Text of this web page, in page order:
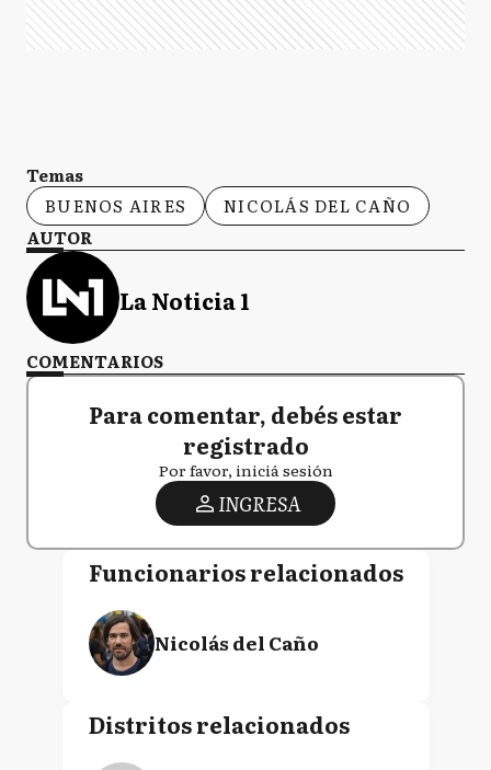
Temas
BUENOS AIRES
NICOLÁS DEL CAÑO
AUTOR
La Noticia 1
COMENTARIOS
Para comentar, debés estar
registrado
Por favor, iniciá sesión
INGRESA
Funcionarios relacionados
Nicolás del Caño
Distritos relacionados